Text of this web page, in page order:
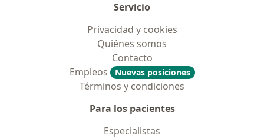
Servicio
Privacidad y cookies
Quiénes somos
Contacto
Empleos
Nuevas posiciones
Términos y condiciones
Para los pacientes
Especialistas